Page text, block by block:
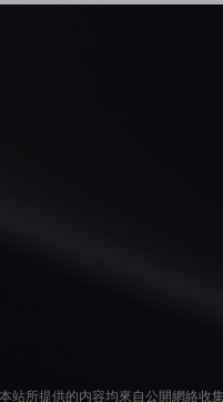
本站所提供的内容均來自公開網絡收